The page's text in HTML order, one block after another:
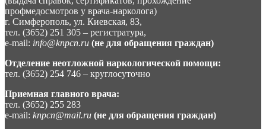
профмедосмотров у врача-нарколога)
г. Симферополь, ул. Киевская, 83,
тел. (3652) 251 305 – регистратура,
e-mail: info@knpcn.ru (не для обращения граждан)
Отделение неотложной наркологической помощи:
тел. (3652) 254 746 – круглосуточно
Приемная главного врача:
тел. (3652) 255 283
e-mail: knpcn@mail.ru (не для обращения граждан)